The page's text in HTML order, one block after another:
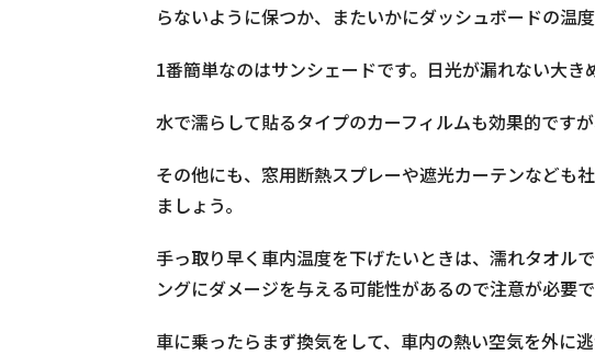
らないように保つか、またいかにダッシュボードの温
1番簡単なのはサンシェードです。日光が漏れない大き
水で濡らして貼るタイプのカーフィルムも効果的です
その他にも、窓用断熱スプレーや遮光カーテンなども
ましょう。
手っ取り早く車内温度を下げたいときは、濡れタオル
ングにダメージを与える可能性があるので注意が必要で
車に乗ったらまず換気をして、車内の熱い空気を外に